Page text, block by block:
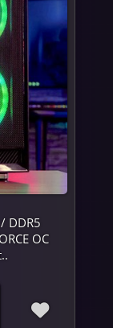
DDR5
OC